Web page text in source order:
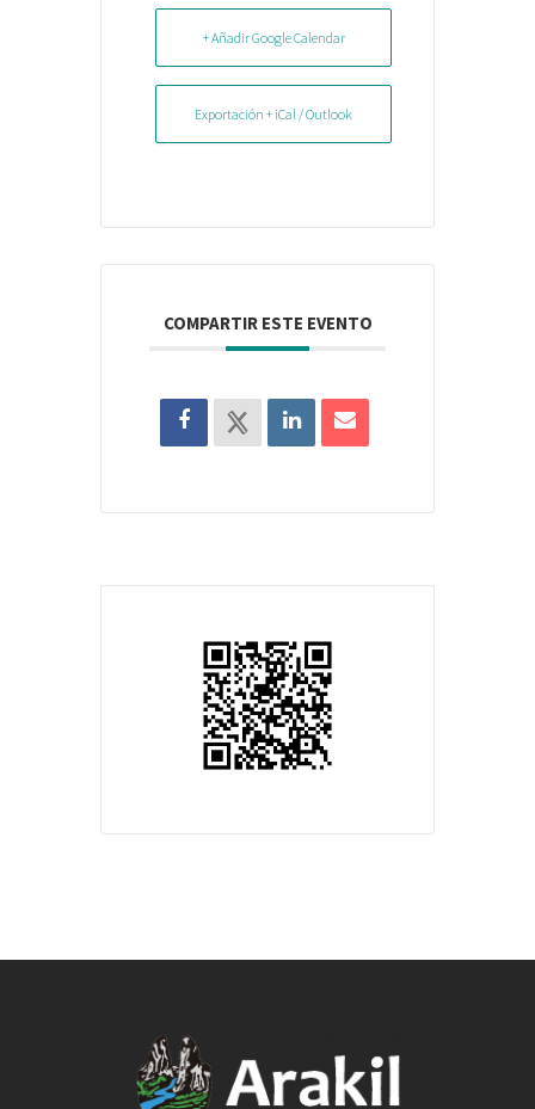
+ Añadir Google Calendar
Exportación + iCal / Outlook
COMPARTIR ESTE EVENTO